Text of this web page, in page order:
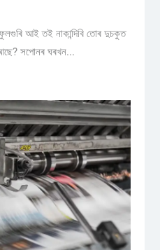
আই তই নাকান্দিবি তোৰ দুচকুত
সপোনৰ ঘৰখন...